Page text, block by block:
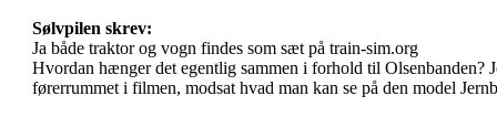
Sølvpilen skrev:
Ja både traktor og vogn findes som sæt på train-sim.org
Hvordan hænger det egentlig sammen i forhold til Olsenbanden?
førerrummet i filmen, modsat hvad man kan se på den model